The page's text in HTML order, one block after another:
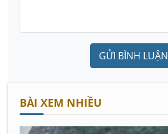
GỬI BÌNH LUẬN
BÀI XEM NHIỀU